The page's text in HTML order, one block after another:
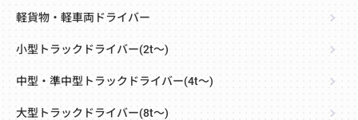
軽貨物・軽車両ドライバー
小型トラックドライバー(2t～)
中型・準中型トラックドライバー(4t～)
大型トラックドライバー(8t～)